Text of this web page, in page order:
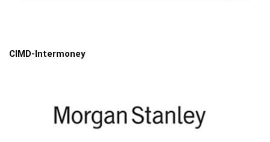
CIMD-Intermoney